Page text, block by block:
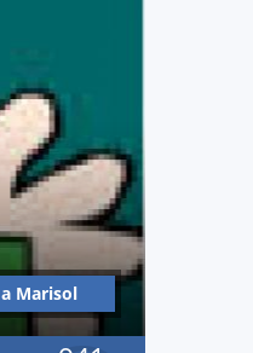
Marisol